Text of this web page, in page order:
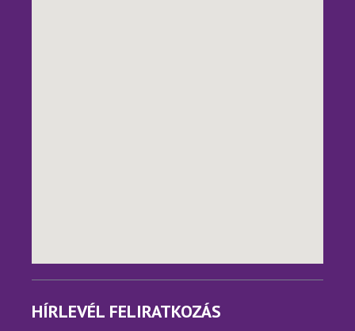
HÍRLEVÉL FELIRATKOZÁS